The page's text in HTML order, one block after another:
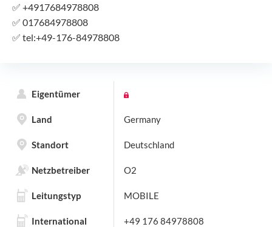
✅ +4917684978808
✅ 017684978808
✅ tel:+49-176-84978808
Eigentümer
Land Germany
Standort Deutschland
Netzbetreiber O2
Leitungstyp MOBILE
International +49 176 84978808